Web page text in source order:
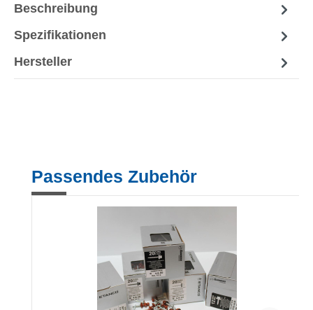
Beschreibung
Spezifikationen
Hersteller
Produktgalerie überspringen
Passendes Zubehör